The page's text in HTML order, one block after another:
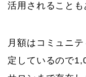
活用されることも
月額はコミュニ
定しているので